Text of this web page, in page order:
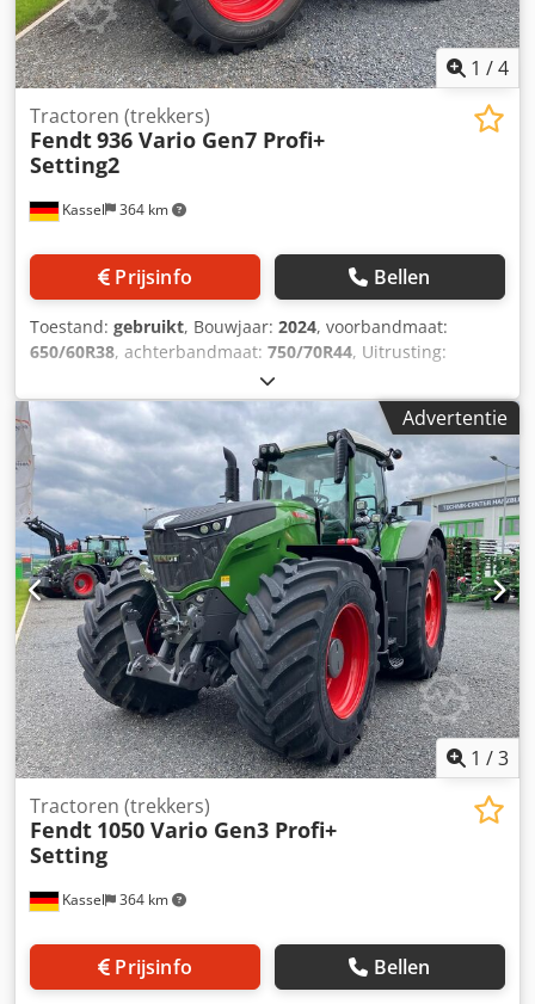
1 /4
Kassel 364 km
Tractoren (trekkers)
Fendt936 Vario Gen7 Profi+
Setting2
Prijsinfo Bellen
Toestand: gebruikt, Bouwjaar: 2024, voorbandmaat:
650/60R38, achterbandmaat: 750/70R44, Uitrusting:
, Section control, belastingsgewicht
achterwielen 2x 650 kg, omkeerbare ventilator, koelbox /
infotainmentpakket, Contour Assistant, geleidingssysteem
basispakket, RTK Novatel TI / Headland agronomie
basispakket, telemetrie basispakket / Csdpfxett I Nvo Acljrf
Advertentie
1 /3
Kassel 364 km
Tractoren (trekkers)
Fendt 1050 Vario Gen3 Profi+
Setting
Prijsinfo Bellen